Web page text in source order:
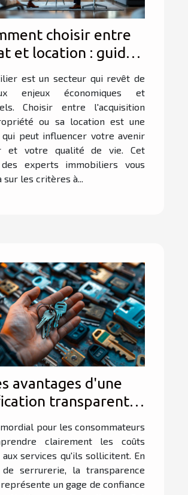
choisir entre
et location : guide
est un secteur qui revêt de
enjeux économiques et
Choisir entre l'acquisition
ou sa location est une
qui peut influencer votre avenir
et votre qualité de vie. Cet
experts immobiliers vous
sur les critères à...
avantages d'une
transparente
pour les consommateurs
clairement les coûts
aux services qu'ils sollicitent. En
serrurerie, la transparence
un gage de confiance